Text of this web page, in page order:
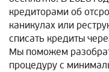
кредиторами об
каникулах или
списать кредиты
Мы поможем
процедуру с